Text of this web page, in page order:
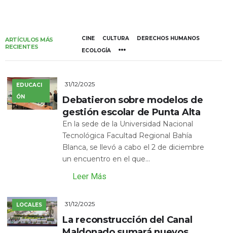
ARTÍCULOS MÁS
RECIENTES
CINE CULTURA
DERECHOS HUMANOS
ECOLOGÍA
EDUCACI
ÓN
31/12/2025
Debatieron sobre modelos de
gestión escolar de Punta Alta
En la sede de la Universidad Nacional
Tecnológica Facultad Regional Bahía
Blanca, se llevó a cabo el 2 de diciembre
un encuentro en el que...
Leer Más
LOCALES 31/12/2025
La reconstrucción del Canal